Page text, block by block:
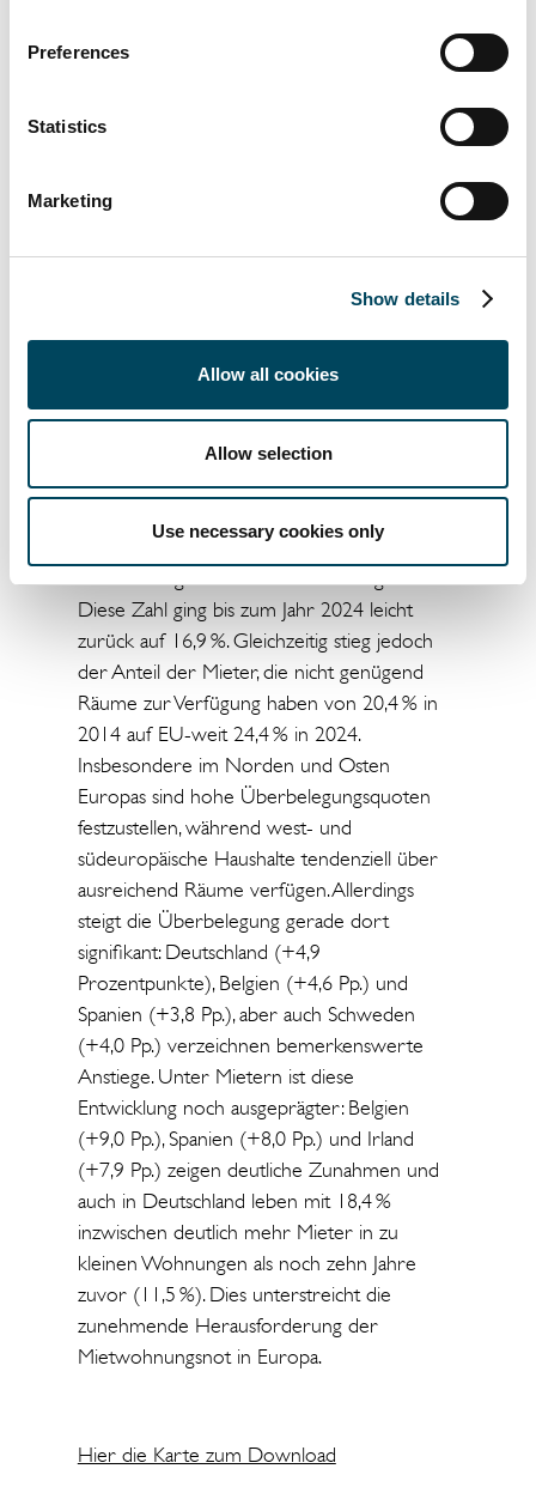
Preferences
Statistics
Marketing
Show details
Allow all cookies
Allow selection
Use necessary cookies only
Sonderthema: Steigende Überbelegung
Europa
Ländern aufgegriffen, die angibt, wie viele
Personen in Haushalten leben, denen –
gegeben ihrer Zusammensetzung – nicht
der EU wohnten im Jahr 2014 18,1 % der
Bevölkerung in zu kleinen Wohnungen.
Diese Zahl ging bis zum Jahr 2024 leicht
zurück auf 16,9 %. Gleichzeitig stieg jedoch
der Anteil der Mieter, die nicht genügend
Räume zur Verfügung haben von 20,4 % in
2014 auf EU-weit 24,4 % in 2024.
Insbesondere im Norden und Osten
Europas sind hohe Überbelegungsquoten
festzustellen, während west- und
südeuropäische Haushalte tendenziell über
ausreichend Räume verfügen. Allerdings
steigt die Überbelegung gerade dort
signifikant: Deutschland (+4,9
Prozentpunkte), Belgien (+4,6 Pp.) und
Spanien (+3,8 Pp.), aber auch Schweden
(+4,0 Pp.) verzeichnen bemerkenswerte
Anstiege. Unter Mietern ist diese
Entwicklung noch ausgeprägter: Belgien
(+9,0 Pp.), Spanien (+8,0 Pp.) und Irland
(+7,9 Pp.) zeigen deutliche Zunahmen und
auch in Deutschland leben mit 18,4 %
inzwischen deutlich mehr Mieter in zu
kleinen Wohnungen als noch zehn Jahre
zuvor (11,5 %). Dies unterstreicht die
zunehmende Herausforderung der
Mietwohnungsnot in Europa.
Hier die Karte zum Download